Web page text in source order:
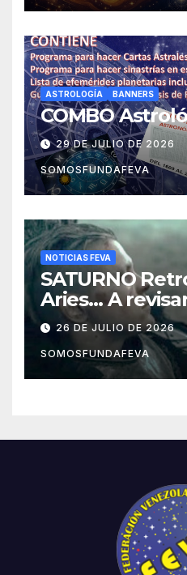
ASTROLOGÍA BANNERS
COMBO
29 DE JULIO DE 2026
SOMOSFUNDAFEVA
NOTICIAS FEVA
SATURNO
Aries… A
acciones
mejor las
26 DE JULIO DE 2026
SOMOSFUNDAFEVA